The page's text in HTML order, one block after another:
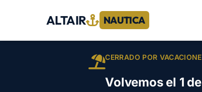
ALTAIR NAUTICA
CERRADO POR
Volvemos el 1